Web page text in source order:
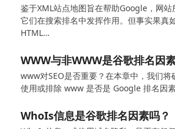
鉴于XML站点地图旨在帮助Google，网站
它们在搜索排名中发挥作用。但事实果真
HTML…
WWW与非WWW是谷歌排名因
www对SEO是否重要？在本章中，我们将
使用或排除 www 是否是 Google 排名因
WhoIs信息是谷歌排名因素吗？